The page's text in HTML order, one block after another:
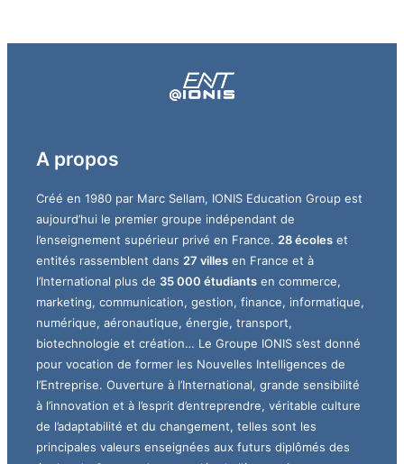
A propos
Créé en 1980 par Marc Sellam, IONIS Education Group est
aujourd’hui le premier groupe indépendant de
l’enseignement supérieur privé en France. 28 écoles et
entités rassemblent dans 27 villes en France et à
l’International plus de 35 000 étudiants en commerce,
marketing, communication, gestion, finance, informatique,
numérique, aéronautique, énergie, transport,
biotechnologie et création… Le Groupe IONIS s’est donné
pour vocation de former les Nouvelles Intelligences de
l’Entreprise. Ouverture à l’International, grande sensibilité
à l’innovation et à l’esprit d’entreprendre, véritable culture
de l’adaptabilité et du changement, telles sont les
principales valeurs enseignées aux futurs diplômés des